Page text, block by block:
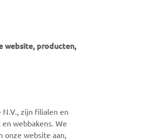
Wees de eerste die meer te weten komt
deals, speciale evenementen, nieuwe
meer
website, producten,
zijn filialen en
webbakens. We
onze website aan,